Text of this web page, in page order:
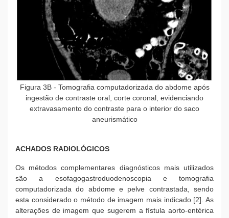
Figura 3B- Tomografia computadorizada do abdome após
ingestão de contraste oral, corte coronal, evidenciando
extravasamento do contraste para o interior do saco
aneurismático
ACHADOS RADIOLÓGICOS
Os métodos complementares diagnósticos mais utilizados
são a esofagogastroduodenoscopia e tomografia
computadorizada do abdome e pelve contrastada, sendo
esta considerado o método de imagem mais indicado [2]. As
alterações de imagem que sugerem a fístula aorto-entérica